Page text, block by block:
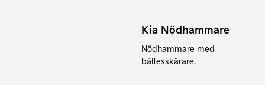
Kia Nödhammare
Nödhammare med
bältesskärare.